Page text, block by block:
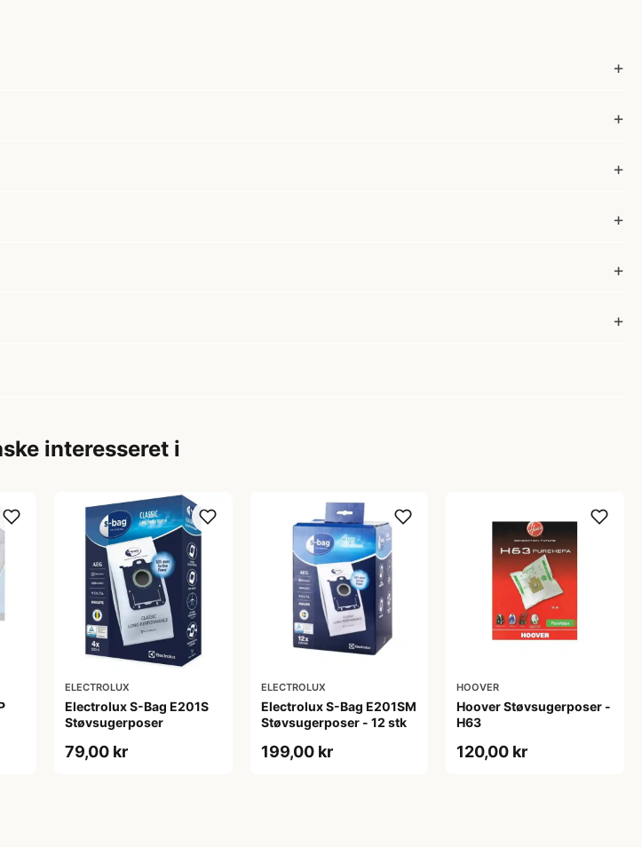
interesseret i
ELECTROLUX
Electrolux S-Bag E201S
Støvsugerposer
79,00 kr
ELECTROLUX
Electrolux S-Bag E201SM
Støvsugerposer - 12 stk
199,00 kr
HOOVER
Hoover Støvsugerposer -
H63
120,00 kr